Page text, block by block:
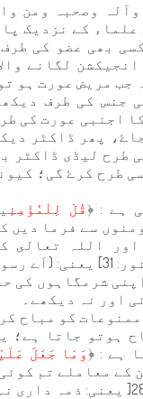
وصحبہ ومن
کے نزدیک
بھی عضو کی
لگانے
مریض عورت ہو
جنس کی طرف
اجنبی عورت کی
پھر ڈاکٹر
لیڈی ڈاکٹر
طرح کرۓ گی؛
ہے : ﴿قُلْ
مومنوں سے فرما
اللہ تعالى
﴾ [النور: 31]
شرمگاہوں کی
اور نہ دیکھے۔
کو مباح
ہوتو جاتا ہے؛
ہے : ﴿وَمَا جَعَلَ
دین کے معاملے تم
] البقرة: 286[ یعنی: